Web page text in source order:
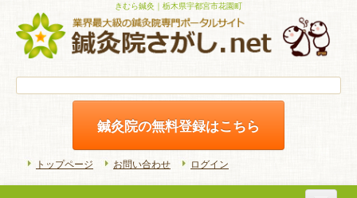
きむら鍼灸｜栃木県宇都宮市花園町
鍼灸院の無料登録はこちら
トップページ お問い合わせ ログイン